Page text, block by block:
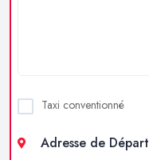
Taxi conventionné
Adresse de Départ